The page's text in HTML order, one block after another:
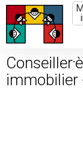
immobilier